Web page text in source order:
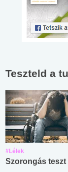
Teszteld a
#Lélek
Szorongás teszt